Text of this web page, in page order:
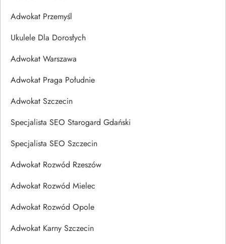
Adwokat Przemyśl
Ukulele Dla Dorosłych
Adwokat Warszawa
Adwokat Praga Południe
Adwokat Szczecin
Specjalista SEO Starogard Gdański
Specjalista SEO Szczecin
Adwokat Rozwód Rzeszów
Adwokat Rozwód Mielec
Adwokat Rozwód Opole
Adwokat Karny Szczecin